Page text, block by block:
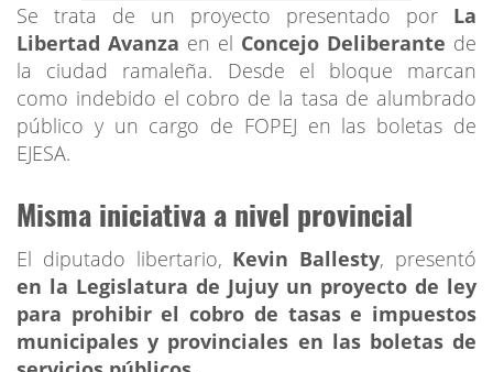
Se trata de un proyecto presentado por La
Libertad Avanza en el Concejo Deliberante de
la ciudad ramaleña. Desde el bloque marcan
como indebido el cobro de la tasa de alumbrado
público y un cargo de FOPEJ en las boletas de
EJESA.
Misma iniciativa a nivel provincial
El diputado libertario, Kevin Ballesty, presentó
en la Legislatura de Jujuy un proyecto de ley
para prohibir el cobro de tasas e impuestos
municipales y provinciales en las boletas de